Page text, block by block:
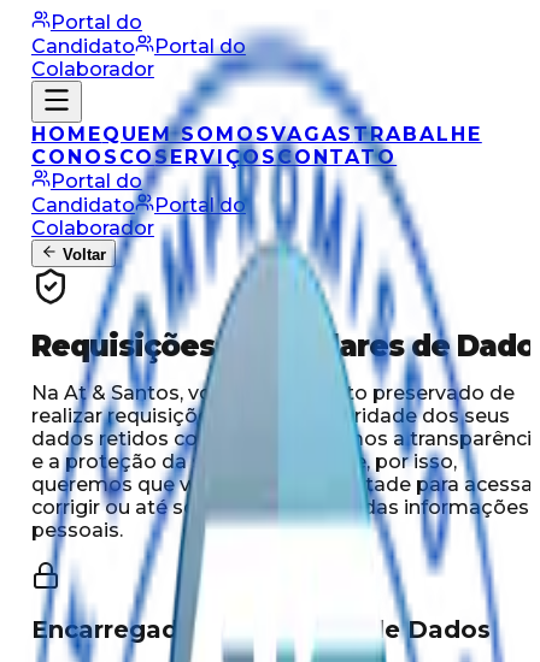
Portal do
Candidato
Portal do
Colaborador
HOMEQUEM SOMOSVAGASTRABALHE
CONOSCOSERVIÇOSCONTATO
Portal do
Candidato
Portal do
Colaborador
Voltar
Requisições de Titulares de
Na At & Santos, você tem o direito preservado de
realizar requisições sobre a titularidade dos seus
dados retidos conosco. Valorizamos a
e a proteção da sua privacidade, e, por isso,
queremos que você se sinta à vontade para
corrigir ou até solicitar a exclusão das informações
pessoais.
Encarregado de Proteção de Dados